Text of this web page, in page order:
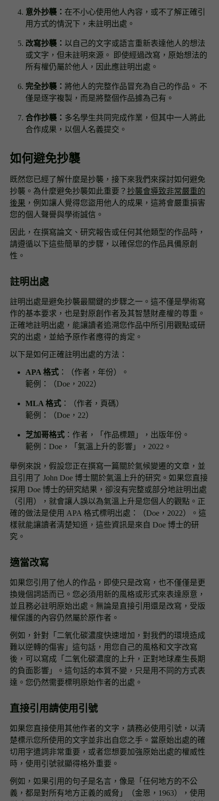
意外抄襲： 在不小心使用他人內容，或不了解正確引
用方式的情況下，未註明出處。
改寫抄襲： 以自己的文字或語言重新表達他人的想法
或文字，但未註明來源。 即使經過改寫，原始想法的
所有權仍屬於他人，因此應註明出處。
完全抄襲： 將他人的完整作品冒充為自己的作品。 不
僅是逐字複製，而是將整個作品據為己有。
合作抄襲： 多名學生共同完成作業，但其中一人將此
合作成果，以個人名義提交。
如何避免抄襲
既然您已經了解什麼是抄襲，接下來我們來探討如何避免
抄襲。為什麼避免抄襲如此重要？ 抄襲會導致非常嚴重的
後果 ，例如讓人覺得您盜用他人的成果，這將會嚴重損害
您的個人聲譽與學術誠信。
因此，在撰寫論文、研究報告或任何其他類型的作品時，
請遵循以下這些簡單的步驟，以確保您的作品具備原創
性。
註明出處
註明出處是避免抄襲最關鍵的步驟之一。這不僅是學術寫
作的基本要求，也是對原創作者及其智慧財產權的尊重。
正確地註明出處，能讓讀者追溯您作品中所引用觀點或研
究的出處，並給予原作者應得的肯定。
以下是如何正確註明出處的方法：
APA 格式 ：（作者，年份）。
範例：（Doe，2022）
MLA 格式 ：（作者，頁碼）
範例：（Doe，22）
芝加哥格式 ：作者，「作品標題」，出版年份。
範例：Doe，「氣溫上升的影響」，2022。
舉例來說，假設您正在撰寫一篇關於氣候變遷的文章，並
且引用了 John Doe 博士關於氣溫上升的研究。如果您直接
採用 Doe 博士的研究結果，卻沒有完整或部分地註明出處
（引用），就會讓人誤以為氣溫上升是您個人的觀點。正
確的做法是使用 APA 格式標明出處：（Doe，2022）。這
樣就能讓讀者清楚知道，這些資訊是來自 Doe 博士的研
究。
適當改寫
如果您引用了他人的作品，即使只是改寫，也不僅僅是更
換幾個詞語而已。您必須用新的風格或形式來表達原意，
並且務必註明原始出處。無論是直接引用還是改寫，受版
權保護的內容仍然屬於原作者。
例如，針對「二氧化碳濃度快速增加，對我們的環境造成
難以逆轉的傷害」這句話，用您自己的風格和文字改寫
後，可以寫成「二氧化碳濃度的上升，正對地球產生長期
的負面影響」。這句話的本質不變，只是用不同的方式表
達。您仍然需要標明原始作者的出處。
直接引用請使用引號
如果您直接使用其他作者的文字，請務必使用引號，以清
楚標示您所使用的文字並非出自您之手。當原始出處的確
切用字遣詞非常重要，或者您想要加強原始出處的權威性
時，使用引號就顯得格外重要。
例如，如果引用的句子是名言，像是「任何地方的不公
義，都是對所有地方正義的威脅」（金恩，1963），使用